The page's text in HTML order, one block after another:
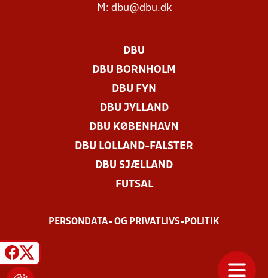
M: dbu@dbu.dk
DBU
DBU BORNHOLM
DBU FYN
DBU JYLLAND
DBU KØBENHAVN
DBU LOLLAND-FALSTER
DBU SJÆLLAND
FUTSAL
PERSONDATA- OG PRIVATLIVS-POLITIK